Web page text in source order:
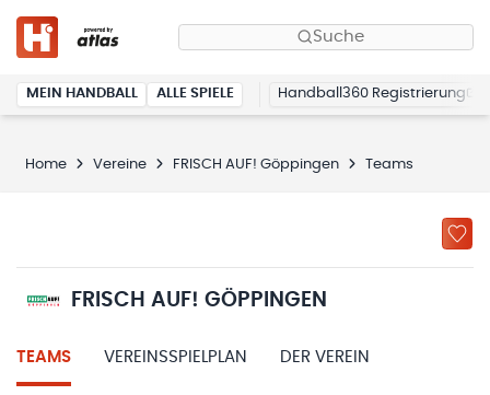
Suche
MEIN HANDBALL ALLE SPIELE Handball360 Registrierung
Home Vereine FRISCH AUF! Göppingen Teams
FRISCH AUF! GÖPPINGEN
TEAMS VEREINSSPIELPLAN DER VEREIN